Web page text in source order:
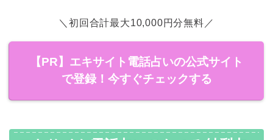
＼初回合計最大10,000円分無料／
【PR】エキサイト電話占いの公式サイト
で登録！今すぐチェックする